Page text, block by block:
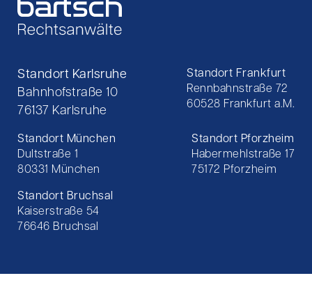
Standort Karlsruhe
Bahnhofstraße 10
76137 Karlsruhe
Standort Frankfurt
Rennbahnstraße 72
60528 Frankfurt a.M.
Standort München
Dultstraße 1
80331 München
Standort Pforzheim
Habermehlstraße 17
75172 Pforzheim
Standort Bruchsal
Kaiserstraße 54
76646 Bruchsal